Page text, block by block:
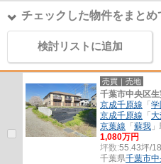
チェックした物件をまとめ
検討リストに追加
売買｜売地
千葉市中央区
京成千原線 「
京成千原線 「 大
京葉線 「 蘇我
1,080万円
坪数:55.43坪/
千葉県千葉市中